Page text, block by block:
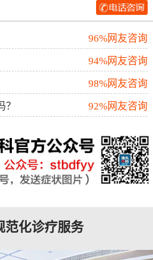
96%网友咨询
94%网友咨询
98%网友咨询
92%网友咨询
范化诊疗服务